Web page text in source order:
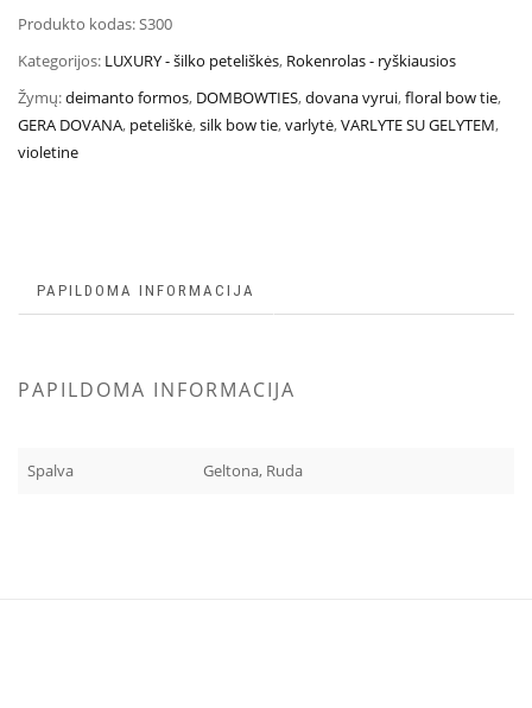
Produkto kodas:S300
Kategorijos: LUXURY - šilko peteliškės, Rokenrolas - ryškiausios
Žymų:deimanto formos, DOMBOWTIES,dovana vyrui,floral bow tie,
GERA DOVANA, peteliškė,silk bow tie,varlytė,VARLYTE SU GELYTEM,
violetine
PAPILDOMA INFORMACIJA
PAPILDOMA INFORMACIJA
Spalva Geltona, Ruda